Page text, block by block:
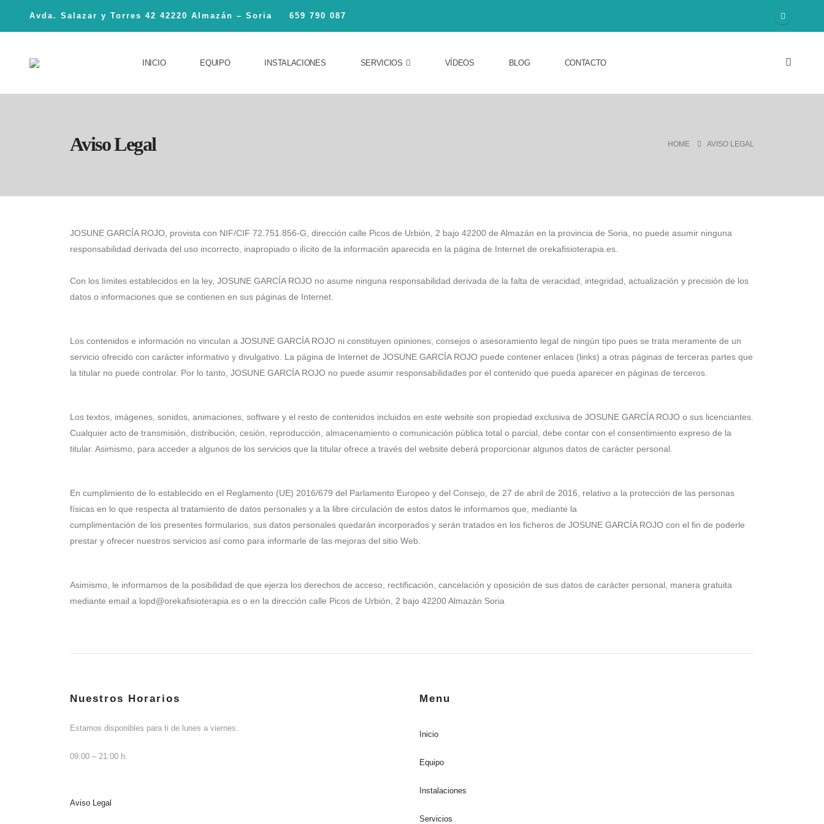
Avda. Salazar y Torres 42 42220 Almazán – Soria 659 790 087
INICIO EQUIPO INSTALACIONES SERVICIOS VÍDEOS BLOG CONTACTO
Aviso Legal HOME AVISO LEGAL
JOSUNE GARCÍA ROJO, provista con NIF/CIF 72.751.856-G, dirección calle Picos de Urbión, 2 bajo 42200 de Almazán en la provincia de Soria, no puede asumir ninguna
responsabilidad derivada del uso incorrecto, inapropiado o ilícito de la información aparecida en la página de Internet de orekafisioterapia.es.
Con los límites establecidos en la ley, JOSUNE GARCÍA ROJO no asume ninguna responsabilidad derivada de la falta de veracidad, integridad, actualización y precisión de los
datos o informaciones que se contienen en sus páginas de Internet.
Los contenidos e información no vinculan a JOSUNE GARCÍA ROJO ni constituyen opiniones, consejos o asesoramiento legal de ningún tipo pues se trata meramente de un
servicio ofrecido con carácter informativo y divulgativo. La página de Internet de JOSUNE GARCÍA ROJO puede contener enlaces (links) a otras páginas de terceras partes que
la titular no puede controlar. Por lo tanto, JOSUNE GARCÍA ROJO no puede asumir responsabilidades por el contenido que pueda aparecer en páginas de terceros.
Los textos, imágenes, sonidos, animaciones, software y el resto de contenidos incluidos en este website son propiedad exclusiva de JOSUNE GARCÍA ROJO o sus licenciantes.
Cualquier acto de transmisión, distribución, cesión, reproducción, almacenamiento o comunicación pública total o parcial, debe contar con el consentimiento expreso de la
titular. Asimismo, para acceder a algunos de los servicios que la titular ofrece a través del website deberá proporcionar algunos datos de carácter personal.
En cumplimiento de lo establecido en el Reglamento (UE) 2016/679 del Parlamento Europeo y del Consejo, de 27 de abril de 2016, relativo a la protección de las personas
físicas en lo que respecta al tratamiento de datos personales y a la libre circulación de estos datos le informamos que, mediante la
cumplimentación de los presentes formularios, sus datos personales quedarán incorporados y serán tratados en los ficheros de JOSUNE GARCÍA ROJO con el fin de poderle
prestar y ofrecer nuestros servicios así como para informarle de las mejoras del sitio Web.
Asimismo, le informamos de la posibilidad de que ejerza los derechos de acceso, rectificación, cancelación y oposición de sus datos de carácter personal, manera gratuita
mediante email a lopd@orekafisioterapia.es o en la dirección calle Picos de Urbión, 2 bajo 42200 Almazán Soria
Nuestros Horarios
Estamos disponibles para ti de lunes a viernes.
09:00 – 21:00 h.
Aviso Legal
Menu
Inicio
Equipo
Instalaciones
Servicios